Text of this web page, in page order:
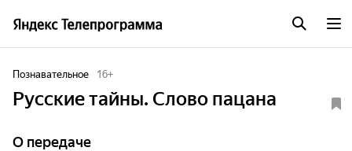
Познавательное 16+
Русские тайны. Слово пацана
О передаче